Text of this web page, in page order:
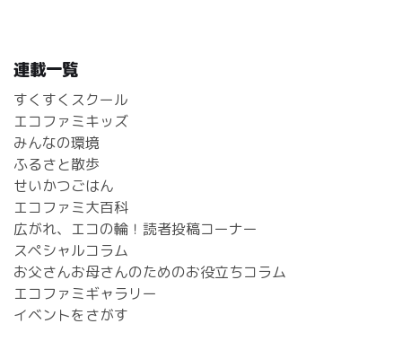
連載一覧
すくすくスクール
エコファミキッズ
みんなの環境
ふるさと散歩
せいかつごはん
エコファミ大百科
広がれ、エコの輪！読者投稿コーナー
スペシャルコラム
お父さんお母さんのためのお役立ちコラム
エコファミギャラリー
イベントをさがす